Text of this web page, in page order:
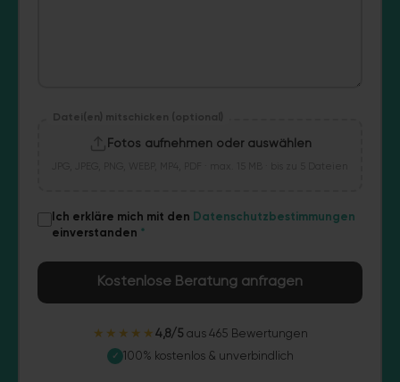
Fotos aufnehmen oder auswählen
Datei(en) mitschicken (optional)
Ich erkläre mich mit den Datenschutzbestimmungen
einverstanden *
Kostenlose Beratung anfragen
★★★★★ 4,8/5 aus 465 Bewertungen
✓ 100% kostenlos & unverbindlich